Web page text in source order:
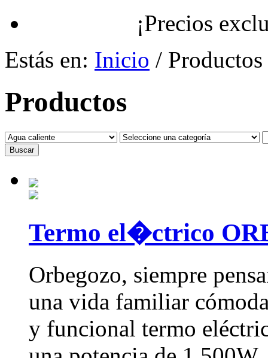
¡Precios
Estás en: Inicio / Productos
Productos
Buscar
Termo el�ctrico
Orbegozo, siempre
una vida familiar
y funcional termo